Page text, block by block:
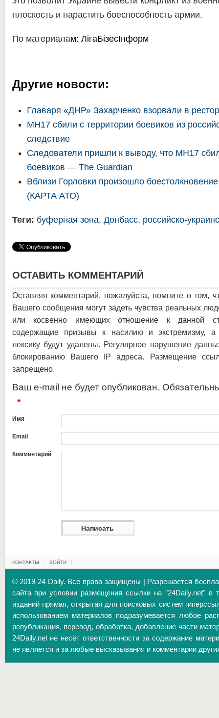
плоскость и нарастить боеспособность армии.
По материалам: ЛігаБізесІнформ
Другие новости:
Главаря «ДНР» Захарченко взорвали в
MH17 сбили с территории боевиков из
следствие
Следователи пришли к выводу, что MH17
боевиков — The Guardian
Вблизи Горловки произошло
(КАРТА АТО)
Теги: буферная зона, Донбасс, российско-
ОСТАВИТЬ КОММЕНТАРИЙ
Оставляя комментарий, пожалуйста, помните о том,
Вашего сообщения могут задеть чувства реальных
или косвенно имеющих отношение к данной
содержащие призывы к насилию и экстремизму, а
лексику будут удалены. Регулярное нарушение
блокированию Вашего IP адреса. Размещение
запрещено.
Ваш e-mail не будет опубликован.
*
Имя
Email
Комментарий
КОНТАКТЫ ВОЙТИ
© 2019 24 Daily. Все права защищены | Разрешается
сайта при условии размещения ссылки на "24Daily.net" в
изданий прямая, открытая для поисковых систем
использованием материалов подразумевается любое
републикация, перевод, обработка, добавление части
24Daily.net не несёт ответственности за содержание
не является и за любые высказывания и комментарии